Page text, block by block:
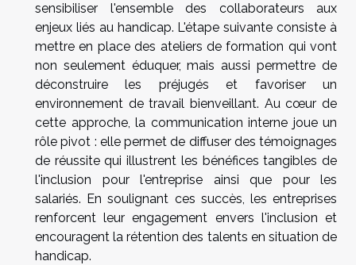
sensibiliser l'ensemble des collaborateurs aux
enjeux liés au handicap. L'étape suivante consiste à
mettre en place des ateliers de formation qui vont
non seulement éduquer, mais aussi permettre de
déconstruire les préjugés et favoriser un
environnement de travail bienveillant. Au cœur de
cette approche, la communication interne joue un
rôle pivot : elle permet de diffuser des témoignages
de réussite qui illustrent les bénéfices tangibles de
l'inclusion pour l'entreprise ainsi que pour les
salariés. En soulignant ces succès, les entreprises
renforcent leur engagement envers l'inclusion et
encouragent la rétention des talents en situation de
handicap.